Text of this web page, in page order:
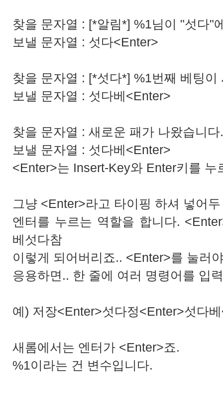
찾을 문자열 : [*알림*] %1님이 "섯다"
보낼 문자열 : 섯다<Enter>
찾을 문자열 : [*섯다*] %1번째 베팅이
보낼 문자열 : 섯다베<Enter>
찾을 문자열 : 새로운 패가 나왔습니
보낼 문자열 : 섯다베<Enter>
<Enter>는 Insert-Key와 Enter키를 누
그냥 <Enter>라고 타이핑 하셔 넣어
엔터를 누르는 역할을 합니다.
베섯다참
이렇게 되어버리죠.. <Enter>를 눌러
응용하면.. 한 줄에 여러 명령어를 입
예) 저장<Enter>섯다정<Enter>섯다
새롬에서는 엔터가 <Enter>죠.
%1이라는 건 변수입니다.